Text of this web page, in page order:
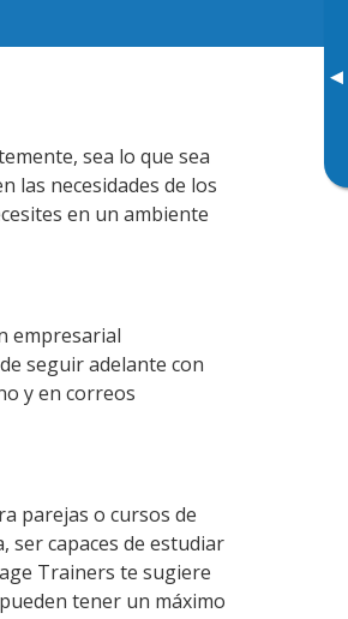
▸
sea lo que sea
las necesidades de los
en un ambiente
empresarial
seguir adelante con
y en correos
parejas o cursos de
ser capaces de estudiar
Trainers te sugiere
tener un máximo